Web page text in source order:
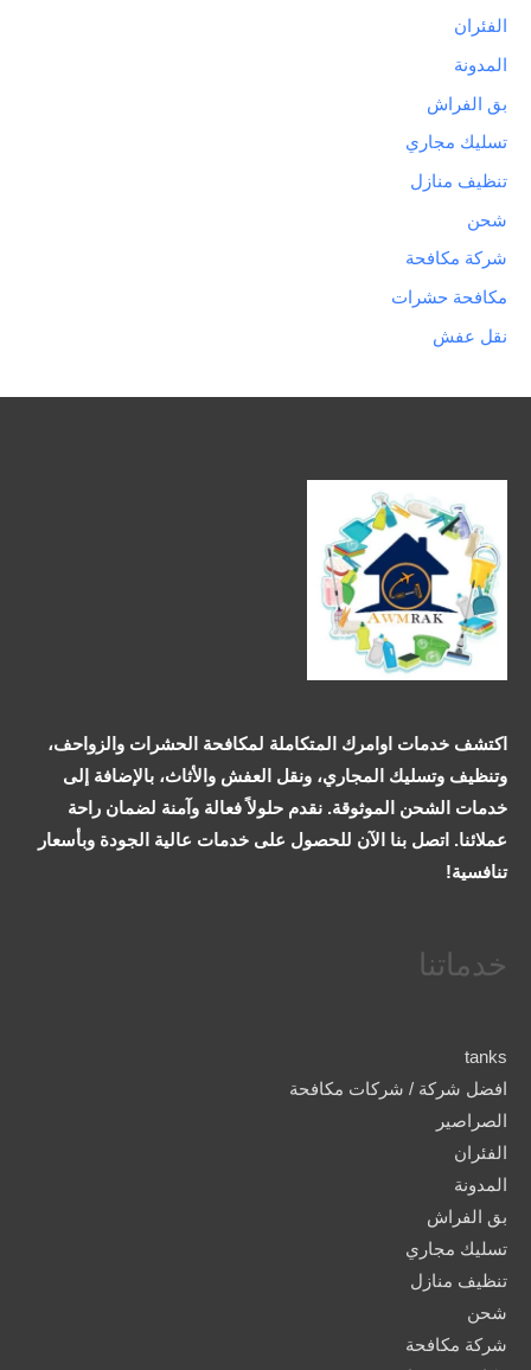
الفئران
المدونة
بق الفراش
تسليك مجاري
تنظيف منازل
شحن
شركة مكافحة
مكافحة حشرات
نقل عفش
اكتشف خدمات اوامرك المتكاملة لمكافحة الحشرات والزواحف،
وتنظيف وتسليك المجاري، ونقل العفش والأثاث، بالإضافة إلى
خدمات الشحن الموثوقة. نقدم حلولاً فعالة وآمنة لضمان راحة
عملائنا. اتصل بنا الآن للحصول على خدمات عالية الجودة وبأسعار
تنافسية!
خدماتنا
tanks
افضل شركة / شركات مكافحة
الصراصير
الفئران
المدونة
بق الفراش
تسليك مجاري
تنظيف منازل
شحن
شركة مكافحة